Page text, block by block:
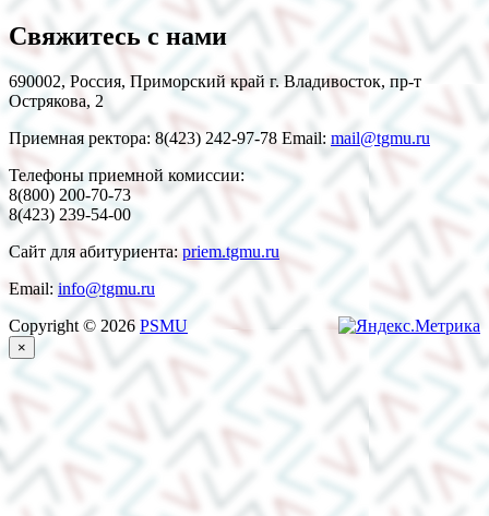
Свяжитесь с нами
690002, Россия, Приморский край г. Владивосток, пр-т
Острякова, 2
Приемная ректора: 8(423) 242-97-78 Email: mail@tgmu.ru
Телефоны приемной комиссии:
8(800) 200-70-73
8(423) 239-54-00
Сайт для абитуриента: priem.tgmu.ru
Email: info@tgmu.ru
Copyright © 2026 PSMU
×